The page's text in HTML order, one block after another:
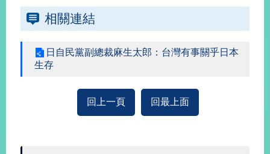
國
傳
相關連結
日自民黨副總裁麻生太郎：台灣有事關乎日本
生存
回上一頁 回最上面